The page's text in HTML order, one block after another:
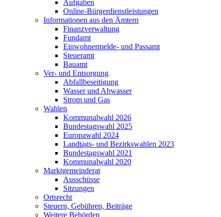
Aufgaben
Online-Bürgerdienstleistungen
Informationen aus den Ämtern
Finanzverwaltung
Fundamt
Einwohnermelde- und Passamt
Steueramt
Bauamt
Ver- und Entsorgung
Abfallbeseitigung
Wasser und Abwasser
Strom und Gas
Wahlen
Kommunalwahl 2026
Bundestagswahl 2025
Europawahl 2024
Landtags- und Bezirkswahlen 2023
Bundestagswahl 2021
Kommunalwahl 2020
Marktgemeinderat
Ausschüsse
Sitzungen
Ortsrecht
Steuern, Gebühren, Beiträge
Weitere Behörden